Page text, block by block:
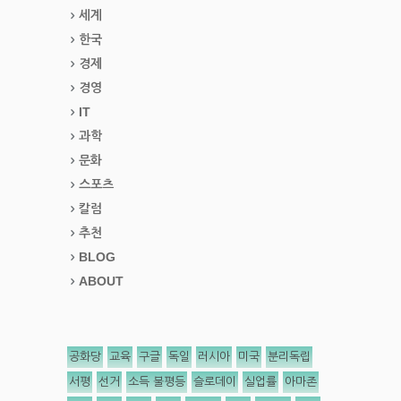
세계
한국
경제
경영
IT
과학
문화
스포츠
칼럼
추천
BLOG
ABOUT
공화당 교육 구글 독일 러시아 미국 분리독립
서평 선거 소득 불평등 슬로데이 실업률 아마존